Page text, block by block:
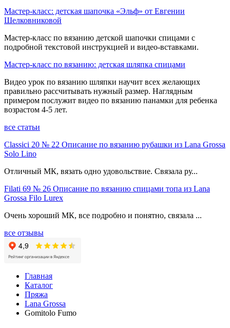
Мастер-класс: детская шапочка «Эльф» от Евгении
Шелковниковой
Мастер-класс по вязанию детской шапочки спицами с
подробной текстовой инструкцией и видео-вставками.
Мастер-класс по вязанию: детская шляпка спицами
Видео урок по вязанию шляпки научит всех желающих
правильно рассчитывать нужный размер. Наглядным
примером послужит видео по вязанию панамки для ребенка
возрастом 4-5 лет.
все статьи
Classici 20 № 22 Описание по вязанию рубашки из Lana Grossa
Solo Lino
Отличный МК, вязать одно удовольствие. Связала ру...
Filati 69 № 26 Описание по вязанию спицами топа из Lana
Grossa Filo Lurex
Очень хороший МК, все подробно и понятно, связала ...
все отзывы
Главная
Каталог
Пряжа
Lana Grossa
Gomitolo Fumo